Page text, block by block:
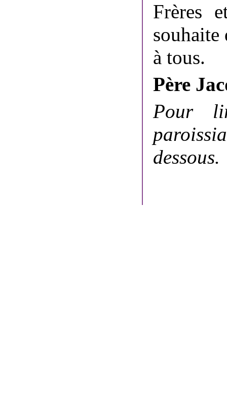
Frères
souhaite
à tous.
Père
Pour
dessous.